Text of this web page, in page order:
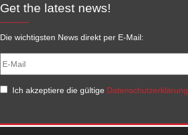
Get the latest news!
Die wichtigsten News direkt per E-Mail:
Ich akzeptiere die gültige Datenschutzerklärung